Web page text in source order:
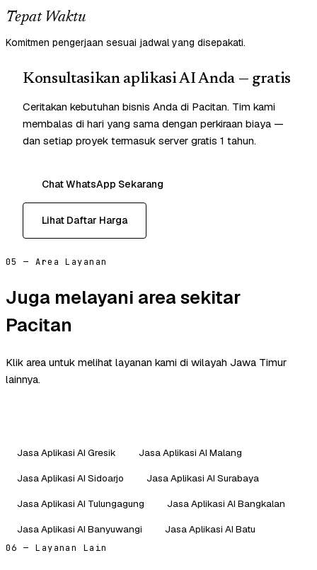
Tepat Waktu
Komitmen pengerjaan sesuai jadwal yang disepakati.
Konsultasikan aplikasi AI Anda — gratis
Ceritakan kebutuhan bisnis Anda di Pacitan. Tim kami
membalas di hari yang sama dengan perkiraan biaya —
dan setiap proyek termasuk server gratis 1 tahun.
Chat WhatsApp Sekarang
Lihat Daftar Harga
05 — Area Layanan
Juga melayani area sekitar
Pacitan
Klik area untuk melihat layanan kami di wilayah Jawa Timur
lainnya.
Jasa Aplikasi AI Gresik
Jasa Aplikasi AI Malang
Jasa Aplikasi AI Sidoarjo
Jasa Aplikasi AI Surabaya
Jasa Aplikasi AI Tulungagung
Jasa Aplikasi AI Bangkalan
Jasa Aplikasi AI Banyuwangi
Jasa Aplikasi AI Batu
06 — Layanan Lain